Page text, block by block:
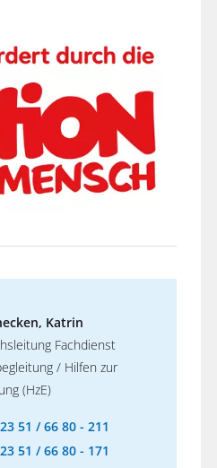
Katrin
Fachdienst
/ Hilfen zur
(HzE)
51 / 66 80 - 211
51 / 66 80 - 171